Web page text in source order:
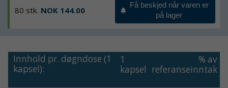
80 stk. NOK 144.00
Få beskjed når varen er
på lager
Innhold pr. døgndose (1
kapsel):
1
kapsel
% av
referanseinntak